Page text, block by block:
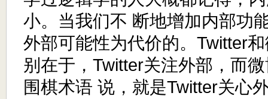
小。当我们不 断地增加内部功
外部可能性为代价的。Twitter
别在于，Twitter关注外部，而
围棋术语 说，就是Twitter关心